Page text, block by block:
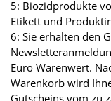
5: Biozidprodukte
Etikett und
6: Sie erhalten den
Euro Warenwert.
Warenkorb wird
Gutscheins vom zu